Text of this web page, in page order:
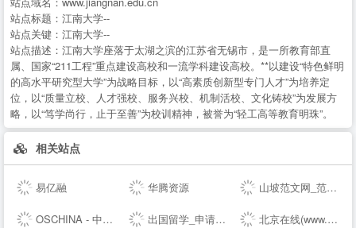
站点标题： 江南大学--
站点关键： 江南大学--
站点描述： 江南大学座落于太湖之滨的江苏省无锡市，是一所教育部直
属、国家“211工程”重点建设高校和一流学科建设高校。**以建设“特色鲜明
的高水平研究型大学”为战略目标，以“高素质创新型专门人才”为培养定
位，以“质量立校、人才强校、服务兴校、机制活校、文化铸校”为发展方
略，以“笃学尚行，止于至善”为校训精神，被誉为“轻工高等教育明珠”。
相关站点
易亿融 华腾资源 山坡范文网_范文_免费范文_工作总结
OSCHINA - 中文开源技术交流社区 出国留学_申请留学指导_专业的留学咨询中介-启德教育 北京在线(www.bjol.com.cn) - 东方在线-北京城市网-北京之窗-北京城市--,www.bjol.com.cn